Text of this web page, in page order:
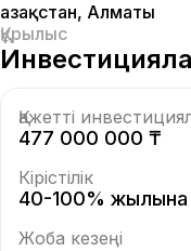
Қазақстан, Алматы
Құрылыс
Қажетті
477 000 000 ₸
Кірістілік
40-100% жылына
Жоба кезеңі